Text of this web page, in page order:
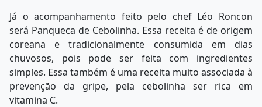
Já o acompanhamento feito pelo chef Léo Roncon
será Panqueca de Cebolinha. Essa receita é de origem
coreana e tradicionalmente consumida em dias
chuvosos, pois pode ser feita com ingredientes
simples. Essa também é uma receita muito associada à
prevenção da gripe, pela cebolinha ser rica em
vitamina C.